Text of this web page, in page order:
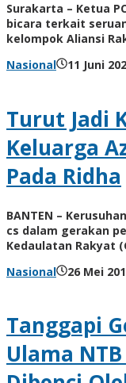
Surakarta – Ketua
bicara terkait
kelompok Aliansi
Nasional
11 Juni
Turut Jadi
Keluarga
Pada Ridha
BANTEN –
cs dalam gerakan
Kedaulatan Rakyat
Nasional
26 Mei
Tanggapi
Ulama